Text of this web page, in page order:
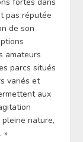
pas réputée
de son
amateurs
parcs situés
variés et
aux
nature,
»